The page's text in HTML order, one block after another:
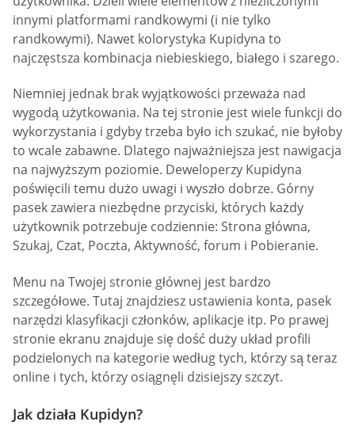
innymi platformami randkowymi (i nie tylko
randkowymi). Nawet kolorystyka Kupidyna to
najczęstsza kombinacja niebieskiego, białego i szarego.
Niemniej jednak brak wyjątkowości przeważa nad
wygodą użytkowania. Na tej stronie jest wiele funkcji do
wykorzystania i gdyby trzeba było ich szukać, nie byłoby
to wcale zabawne. Dlatego najważniejsza jest nawigacja
na najwyższym poziomie. Deweloperzy Kupidyna
poświęcili temu dużo uwagi i wyszło dobrze. Górny
pasek zawiera niezbędne przyciski, których każdy
użytkownik potrzebuje codziennie: Strona główna,
Szukaj, Czat, Poczta, Aktywność, forum i Pobieranie.
Menu na Twojej stronie głównej jest bardzo
szczegółowe. Tutaj znajdziesz ustawienia konta, pasek
narzędzi klasyfikacji członków, aplikacje itp. Po prawej
stronie ekranu znajduje się dość duży układ profili
podzielonych na kategorie według tych, którzy są teraz
online i tych, którzy osiągnęli dzisiejszy szczyt.
Jak działa Kupidyn?